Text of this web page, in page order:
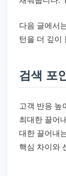
다음 글에서
턴을 더 깊이
검색 포
고객 반응 높
최대한 끌어
대한 끌어내
핵심 차이와